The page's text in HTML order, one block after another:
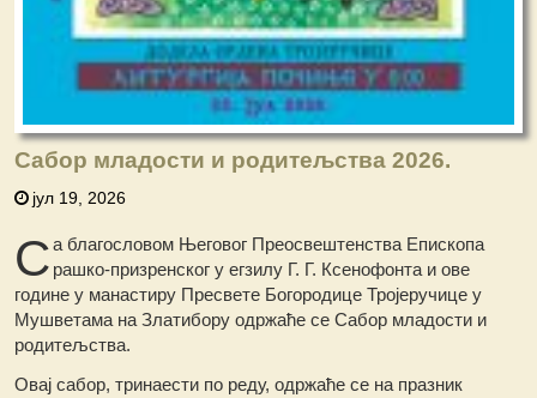
Сабор младости и родитељства 2026.
јул 19, 2026
Са благословом Његовог Преосвештенства Епископа
рашко-призренског у егзилу Г. Г. Ксенофонта и ове
године у манастиру Пресвете Богородице Тројеручице у
Мушветама на Златибору одржаће се Сабор младости и
родитељства.
Овај сабор, тринаести по реду, одржаће се на празник